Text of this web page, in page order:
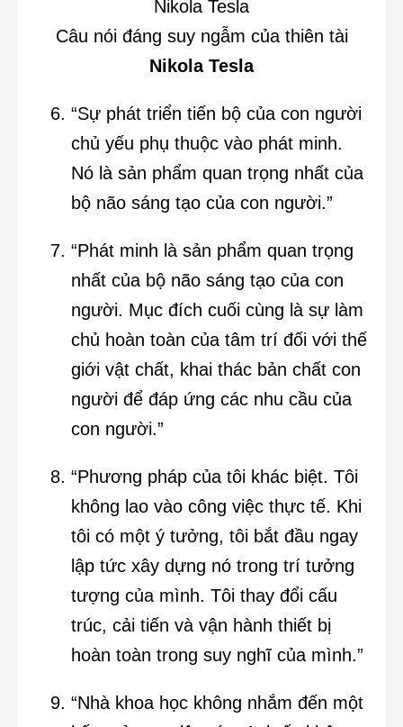
Câu nói đáng suy ngẫm của thiên tài
Nikola Tesla
“Sự phát triển tiến bộ của con người
chủ yếu phụ thuộc vào phát minh.
Nó là sản phẩm quan trọng nhất của
bộ não sáng tạo của con người.”
“Phát minh là sản phẩm quan trọng
nhất của bộ não sáng tạo của con
người. Mục đích cuối cùng là sự làm
chủ hoàn toàn của tâm trí đối với thế
giới vật chất, khai thác bản chất con
người để đáp ứng các nhu cầu của
con người.”
“Phương pháp của tôi khác biệt. Tôi
không lao vào công việc thực tế. Khi
tôi có một ý tưởng, tôi bắt đầu ngay
lập tức xây dựng nó trong trí tưởng
tượng của mình. Tôi thay đổi cấu
trúc, cải tiến và vận hành thiết bị
hoàn toàn trong suy nghĩ của mình.”
“Nhà khoa học không nhắm đến một